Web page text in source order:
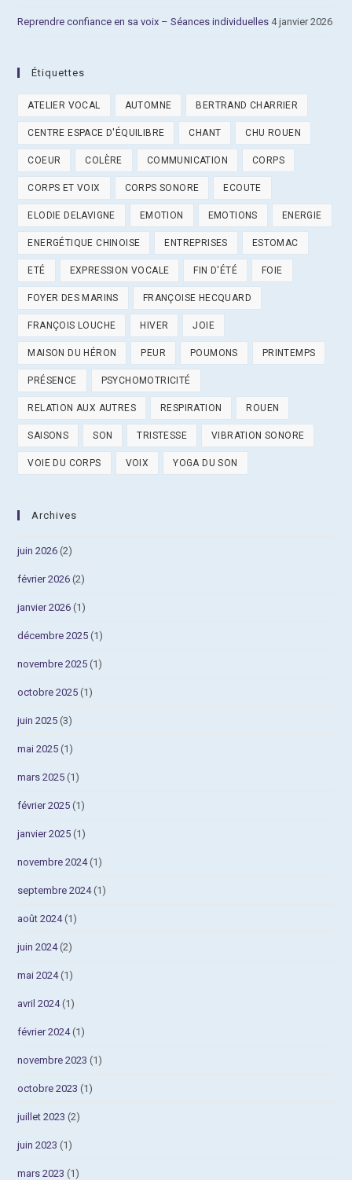
Reprendre confiance en sa voix – Séances individuelles 4 janvier 2026
Étiquettes
ATELIER VOCAL AUTOMNE BERTRAND CHARRIER
CENTRE ESPACE D'ÉQUILIBRE CHANT CHU ROUEN
COEUR COLÈRE COMMUNICATION CORPS
CORPS ET VOIX CORPS SONORE ECOUTE
ELODIE DELAVIGNE EMOTION EMOTIONS ENERGIE
ENERGÉTIQUE CHINOISE ENTREPRISES ESTOMAC
ETÉ EXPRESSION VOCALE FIN D'ÉTÉ FOIE
FOYER DES MARINS FRANÇOISE HECQUARD
FRANÇOIS LOUCHE HIVER JOIE
MAISON DU HÉRON PEUR POUMONS PRINTEMPS
PRÉSENCE PSYCHOMOTRICITÉ
RELATION AUX AUTRES RESPIRATION ROUEN
SAISONS SON TRISTESSE VIBRATION SONORE
VOIE DU CORPS VOIX YOGA DU SON
Archives
juin 2026 (2)
février 2026 (2)
janvier 2026 (1)
décembre 2025 (1)
novembre 2025 (1)
octobre 2025 (1)
juin 2025 (3)
mai 2025 (1)
mars 2025 (1)
février 2025 (1)
janvier 2025 (1)
novembre 2024(1)
septembre 2024(1)
août 2024(1)
juin 2024(2)
mai 2024(1)
avril 2024(1)
février 2024(1)
novembre 2023 (1)
octobre 2023 (1)
juillet 2023 (2)
juin 2023 (1)
mars 2023 (1)